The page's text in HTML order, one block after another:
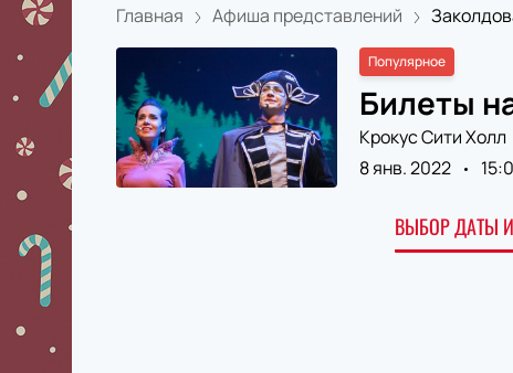
Главная Афиша представлений
Популярное
Билеты
Крокус Сити Холл
8 янв. 2022
ВЫБОР ДАТЫ